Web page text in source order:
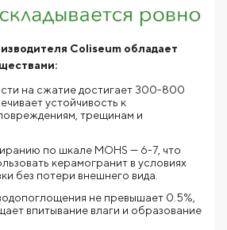
Coliseum обладает
на сжатие достигает 300-800
устойчивость к
трещинам и
по шкале MOHS — 6-7, что
керамогранит в условиях
без потери внешнего вида.
не превышает 0.5%,
впитывание влаги и образование